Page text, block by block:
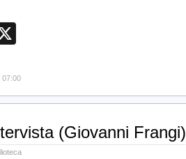
07:00
(Giovanni Frangi)